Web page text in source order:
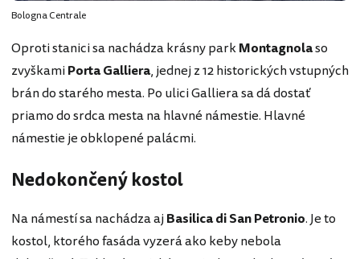
Bologna Centrale
Oproti stanici sa nachádza krásny parkMontagnolaso
zvyškamiPorta Galliera, jednej z 12 historických vstupných
brán do starého mesta. Po ulici Galliera sa dá dostať
priamo do srdca mesta na hlavné námestie. Hlavné
námestie je obklopené palácmi.
Nedokončený kostol
Na námestí sa nachádza ajBasilica di San Petronio. Je to
kostol, ktorého fasáda vyzerá ako keby nebola